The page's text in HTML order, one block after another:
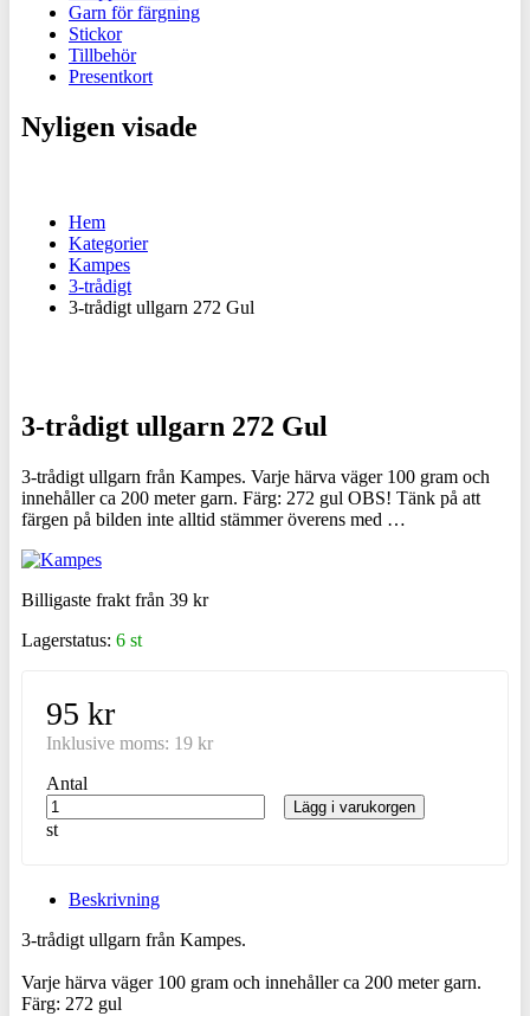
Garn för färgning
Stickor
Tillbehör
Presentkort
Nyligen visade
Hem
Kategorier
Kampes
3-trådigt
3-trådigt ullgarn 272 Gul
3-trådigt ullgarn 272 Gul
3-trådigt ullgarn från Kampes. Varje härva väger 100 gram och
innehåller ca 200 meter garn. Färg: 272 gul OBS! Tänk på att
färgen på bilden inte alltid stämmer överens med …
Billigaste frakt från 39 kr
Lagerstatus: 6 st
95 kr
Inklusive moms: 19 kr
Antal
st
Lägg i varukorgen
Beskrivning
3-trådigt ullgarn från Kampes.
Varje härva väger 100 gram och innehåller ca 200 meter garn.
Färg: 272 gul